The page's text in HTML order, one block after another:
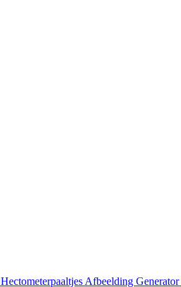
Hectometerpaaltjes Afbeelding Generator